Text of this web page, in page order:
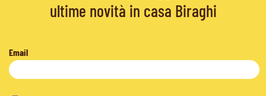
ultime novità in casa Biraghi
Email